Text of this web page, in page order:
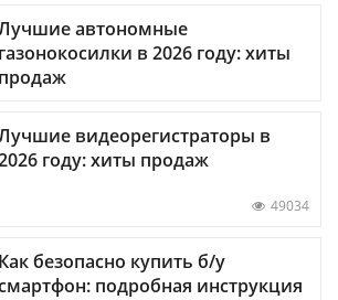
автономные
газонокосилки в 2026 году: хиты
продаж
видеорегистраторы в
году: хиты продаж
49034
Как безопасно купить б/у
подробная инструкция